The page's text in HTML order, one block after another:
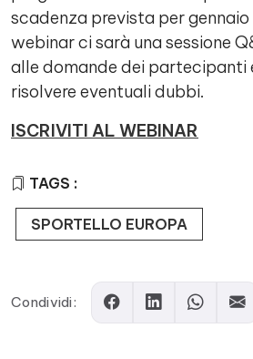
scadenza prevista per
webinar ci sarà una sessione
alle domande dei partecipanti
risolvere eventuali dubbi.
ISCRIVITI AL WEBINAR
TAGS :
SPORTELLO EUROPA
Comments
Condividi: